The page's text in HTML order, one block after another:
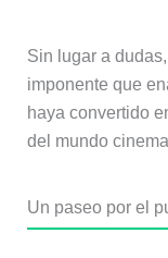
Sin lugar a
imponente que
haya convertido
del mundo
Un paseo por el